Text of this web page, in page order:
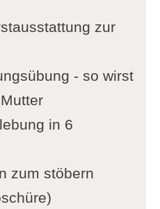
zur
- so wirst
in 6
zum stöbern